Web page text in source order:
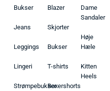
Bukser
Jeans
Leggings
Lingeri
Strømpebukser
Blazer
Skjorter
Bukser
T-shirts
Boxershorts
Dame
Sandaler
Høje
Hæle
Kitten
Heels